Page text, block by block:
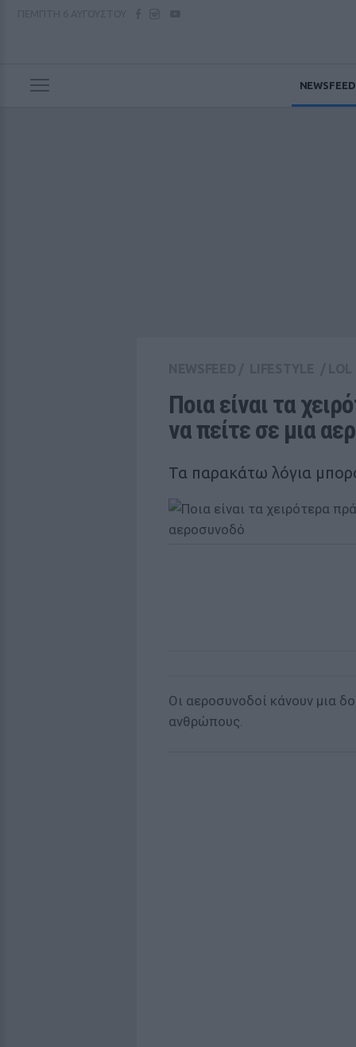
NEWSFEED
Ποια είναι τα
να πείτε σε μια
Τα παρακάτω λόγια
Οι αεροσυνοδοί κάνουν μια
ανθρώπους.